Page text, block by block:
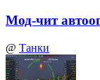
Мод-чит
@ Танки